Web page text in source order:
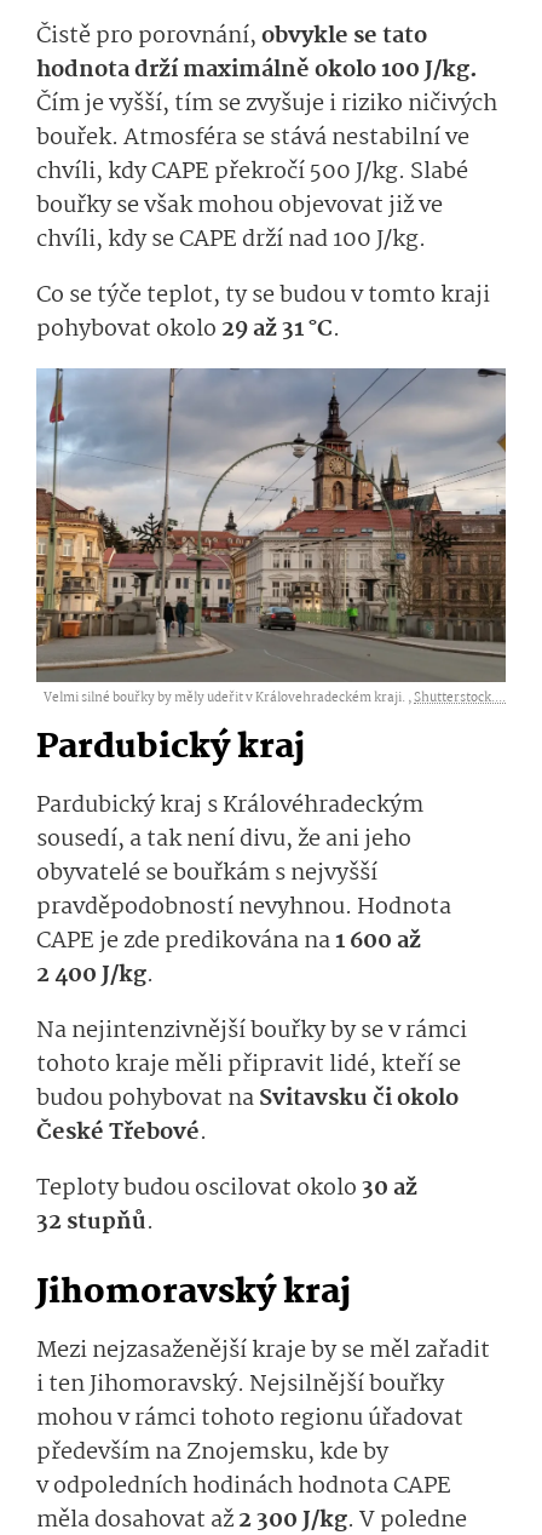
Čistě pro porovnání,obvykle se tato
hodnota drží maximálně okolo 100 J/kg.
Čím je vyšší, tím se zvyšuje i riziko ničivých
bouřek. Atmosféra se stává nestabilní ve
chvíli, kdy CAPE překročí 500 J/kg. Slabé
bouřky se však mohou objevovat již ve
chvíli, kdy se CAPE drží nad 100 J/kg.
Co se týče teplot, ty se budou v tomto kraji
pohybovat okolo 29 až 31 °C.
Velmi silné bouřky by měly udeřit v Královehradeckém kraji. ,Shutterstock....
Pardubický kraj
Pardubický kraj s Královéhradeckým
sousedí, a tak není divu, že ani jeho
obyvatelé se bouřkám s nejvyšší
pravděpodobností nevyhnou. Hodnota
CAPE je zde predikována na1 600 až
2 400 J/kg.
Na nejintenzivnější bouřky by se v rámci
tohoto kraje měli připravit lidé, kteří se
budou pohybovat naSvitavsku či okolo
České Třebové.
Teploty budou oscilovat okolo30 až
32 stupňů.
Jihomoravský kraj
Mezi nejzasaženější kraje by se měl zařadit
i ten Jihomoravský. Nejsilnější bouřky
mohou v rámci tohoto regionu úřadovat
především na Znojemsku, kde by
v odpoledních hodinách hodnota CAPE
měla dosahovat až2 300 J/kg. V poledne